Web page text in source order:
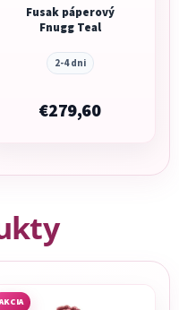
Fusak páperový
Fnugg Teal
2-4 dni
€279,60
AKCIA